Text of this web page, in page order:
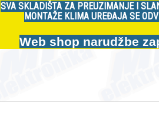
SVA SKLADIŠTA ZA PREUZIMANJE I
MONTAŽE KLIMA UREĐAJA SE
Web shop narudžbe